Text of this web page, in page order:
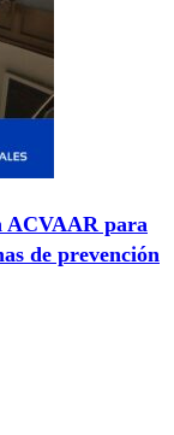
ACVAAR para
de prevención